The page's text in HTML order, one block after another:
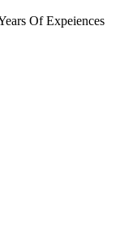
Of Expeiences